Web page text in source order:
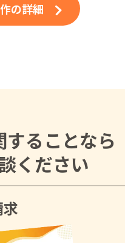
の詳細
ることなら
ください